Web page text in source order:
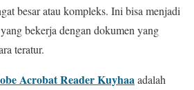
besar atau kompleks. Ini bisa menjadi
bekerja dengan dokumen yang
teratur.
Acrobat Reader Kuyhaaadalah